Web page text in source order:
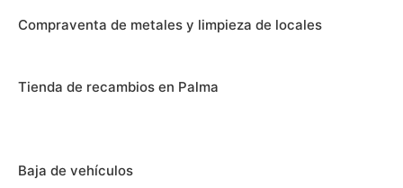
Compraventa de metales y limpieza de locales
Tienda de recambios en Palma
Baja de vehículos